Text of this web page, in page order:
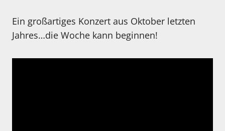
Ein großartiges Konzert aus Oktober letzten
Jahres…die Woche kann beginnen!